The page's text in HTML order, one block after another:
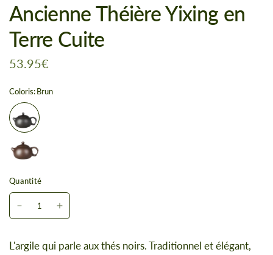
Ancienne Théière Yixing en
Terre Cuite
53.95€
Coloris:Brun
Quantité
L'argile qui parle aux thés noirs. Traditionnel et élégant,